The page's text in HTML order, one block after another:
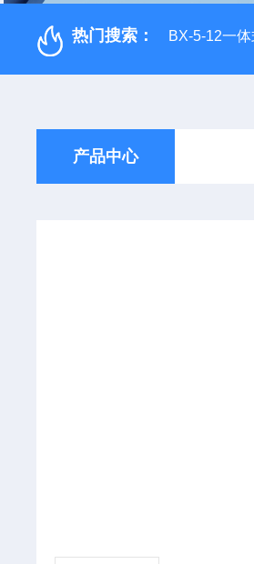
热门搜索： BX-5-12一
产品中心